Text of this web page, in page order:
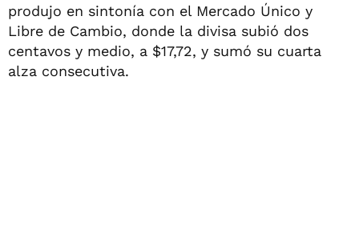
produjo en sintonía con el Mercado Único y
Libre de Cambio, donde la divisa subió dos
centavos y medio, a $17,72, y sumó su cuarta
alza consecutiva.